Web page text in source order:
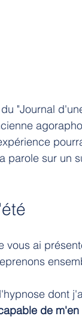
"Journal
parole sur un
ai
dont
de m'en